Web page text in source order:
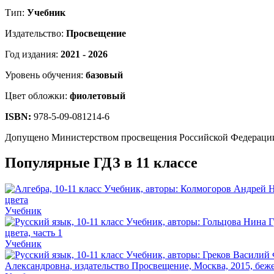
Тип: Учебник
Издательство: Просвещение
Год издания: 2021 - 2026
Уровень обучения: базовый
Цвет обложки: фиолетовый
ISBN: 978-5-09-081214-6
Допущено Министерством просвещения Российской
Популярные ГДЗ в 11 классе
Учебник
Учебник